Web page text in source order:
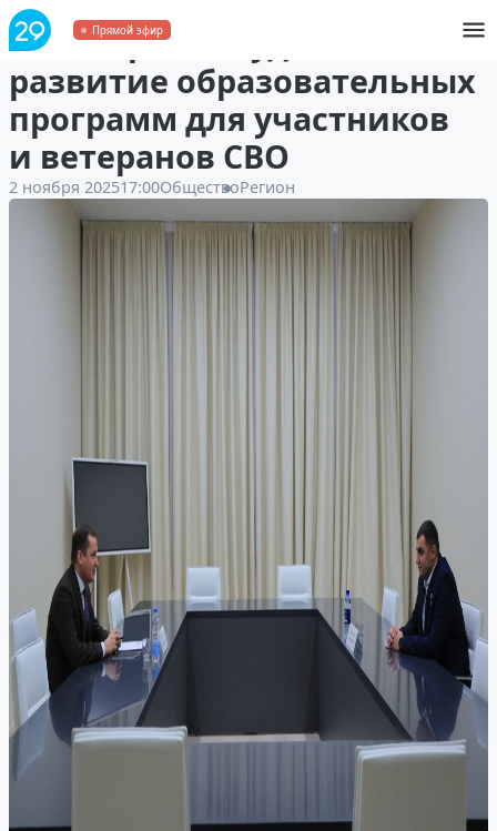
Прямой эфир
В Поморье обсудили
развитие образовательных
программ для участников
и ветеранов СВО
2 ноября 202517:00ОбществоРегион